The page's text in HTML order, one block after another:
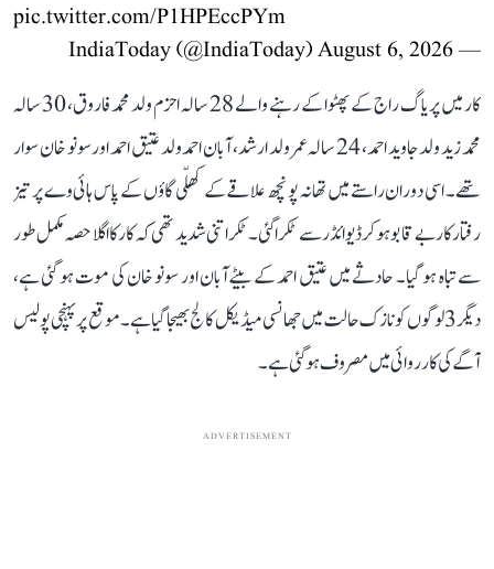
pic.twitter.com/P1HPEccPYm
— IndiaToday (@IndiaToday)
August 6, 2026
کار میں پریاگ راج کے پھٹوا کے رہنے والے 28 سالہ احزم ولد محمد فاروق، 30 سالہ
محمد زید ولد جاوید احمد، 24 سالہ عمر ولد ارشد، آبان احمد ولد عتیق احمد اور سونو خان سوار
تھے۔ اسی دوران راستے میں تھانہ پونچھ علاقے کے کھلّی گاؤں کے پاس ہائی وے پر تیز
رفتار کار بے قابو ہو کر ڈیوائڈر سے ٹکرا گئی۔ ٹکر اتنی شدید تھی کہ کار کا اگلا حصہ مکمل طور
سے تباہ ہو گیا۔ حادثے میں عتیق احمد کے بیٹے آبان اور سونو خان کی موت ہو گئی ہے،
دیگر 3 لوگوں کو نازک حالت میں جھانسی میڈیکل کالج بھیجا گیا ہے۔ موقع پر پہنچی پولیس
آگے کی کارروائی میں مصروف ہو گئی ہے۔
ADVERTISEMENT